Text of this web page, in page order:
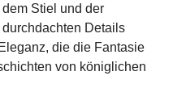
Stiel und der
Details
die die Fantasie
von königlichen